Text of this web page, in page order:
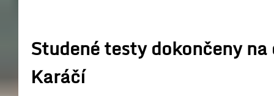
Studené testy dokončeny
Karáčí